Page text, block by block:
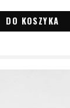
DO KOSZYKA